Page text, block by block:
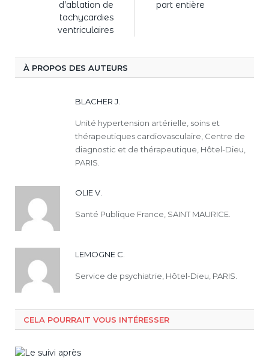
d’ablation de
tachycardies
ventriculaires
part entière
À PROPOS DES AUTEURS
BLACHER J.
Unité hypertension artérielle, soins et
thérapeutiques cardiovasculaire, Centre de
diagnostic et de thérapeutique, Hôtel-Dieu,
PARIS.
OLIE V.
Santé Publique France, SAINT MAURICE.
LEMOGNE C.
Service de psychiatrie, Hôtel-Dieu, PARIS.
CELA POURRAIT VOUS INTÉRESSER